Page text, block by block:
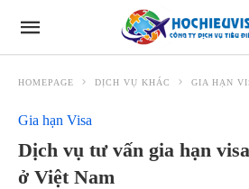
HOMEPAGE DỊCH VỤ KHÁC GIA HẠN
Gia hạn Visa
Dịch vụ tư vấn gia hạn
ở Việt Nam